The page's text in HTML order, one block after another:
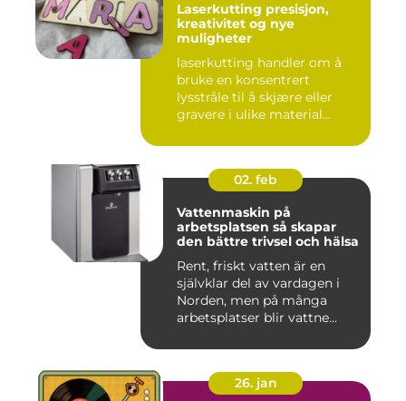
Laserkutting presisjon,
kreativitet og nye
muligheter
laserkutting handler om å
bruke en konsentrert
lysstråle til å skjære eller
gravere i ulike material...
02. feb
Vattenmaskin på
arbetsplatsen så skapar
den bättre trivsel och hälsa
Rent, friskt vatten är en
självklar del av vardagen i
Norden, men på många
arbetsplatser blir vattne...
26. jan